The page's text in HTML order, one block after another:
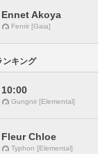
Ennet Akoya
Fenrir [Gaia]
ンキング
10:00
Gungnir [Elemental]
Fleur Chloe
Typhon [Elemental]